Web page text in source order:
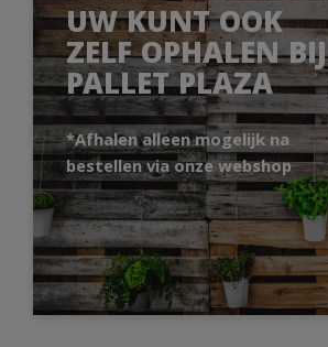
UW KUNT OOK
ZELF OPHALEN BIJ
PALLET PLAZA
*Afhalen alleen mogelijk na
bestellen via onze webshop